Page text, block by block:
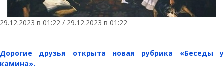
29.12.2023 в 01:22 / 29.12.2023 в 01:22
Дорогие друзья открыта новая рубрика «Беседы у
камина».